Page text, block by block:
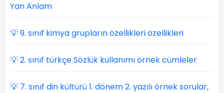
Yan Anlam
💡 9. sınıf kimya grupların özellikleri özellikleri
💡 2. sınıf türkçe Sözlük kullanımı örnek cümleler
💡 7. sınıf din kültürü 1. dönem 2. yazılı örnek sorular,